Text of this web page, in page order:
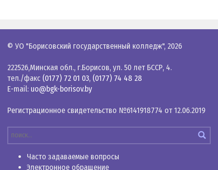
© УО "Борисовский государственный колледж", 2026
222526,Минская обл., г.Борисов, ул. 50 лет БССР, 4.
тел./факс (0177) 72 01 03, (0177) 74 48 28
E-mail: uo@bgk-borisov.by
Регистрационное свидетельство №6141918774 от 12.06.2019
Часто задаваемые вопросы
Электронное обращение